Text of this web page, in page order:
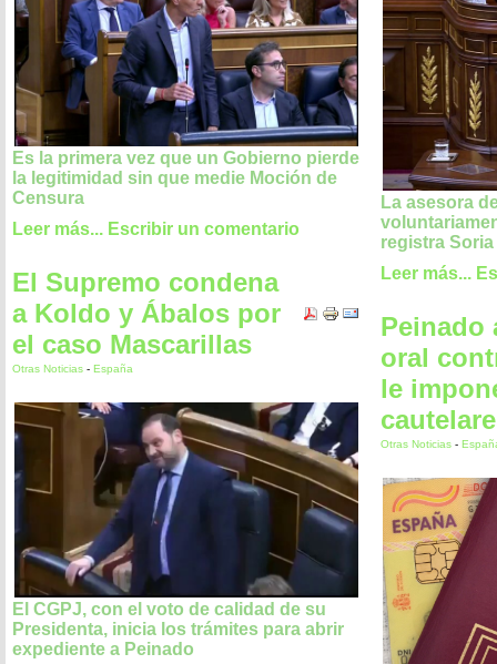
Es la primera vez que un Gobierno pierde
la legitimidad sin que medie Moción de
Censura
Leer más... Escribir un comentario
El Supremo condena
a Koldo y Ábalos por
el caso Mascarillas
Otras Noticias - España
El CGPJ, con el voto de calidad de su
Presidenta, inicia los trámites para abrir
expediente a Peinado
La asesora
registra Soria
Leer más...
Peinado
oral
le
Otras Noticias -